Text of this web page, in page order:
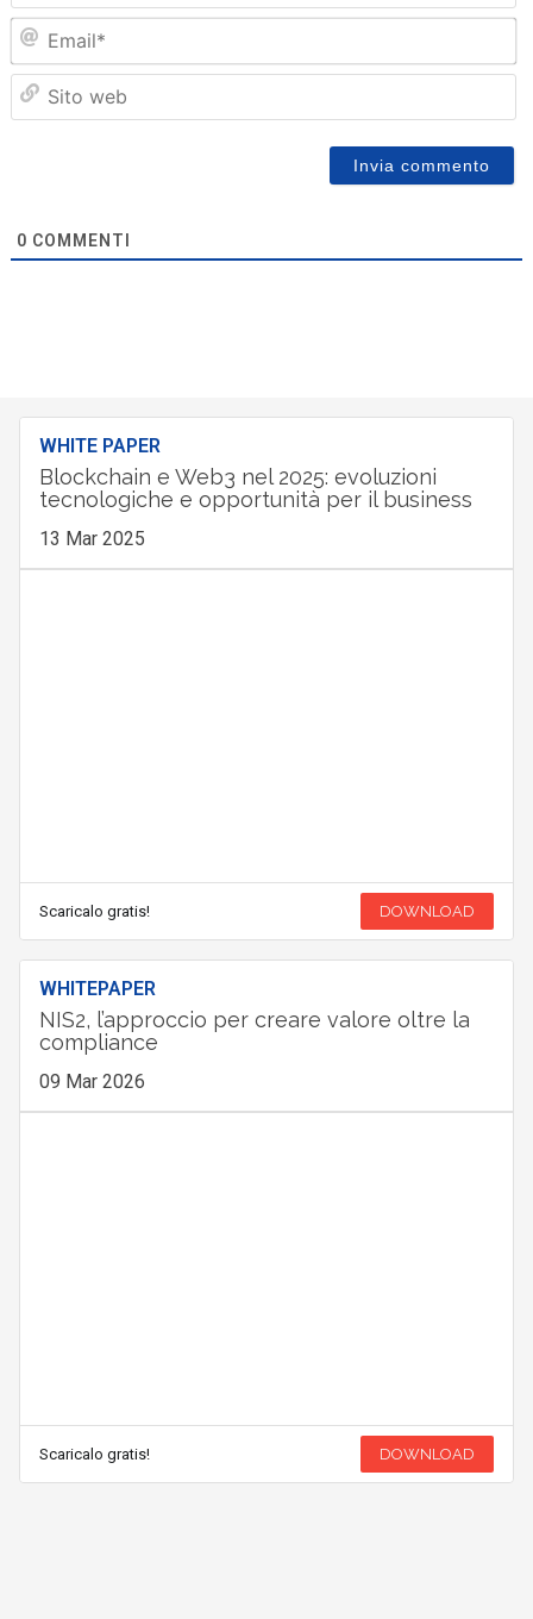
0 COMMENTI
WHITE PAPER
Blockchain e Web3 nel 2025: evoluzioni
tecnologiche e opportunità per il business
13 Mar 2025
Scaricalo gratis! DOWNLOAD
WHITEPAPER
NIS2, l’approccio per creare valore oltre la
compliance
09 Mar 2026
Scaricalo gratis! DOWNLOAD